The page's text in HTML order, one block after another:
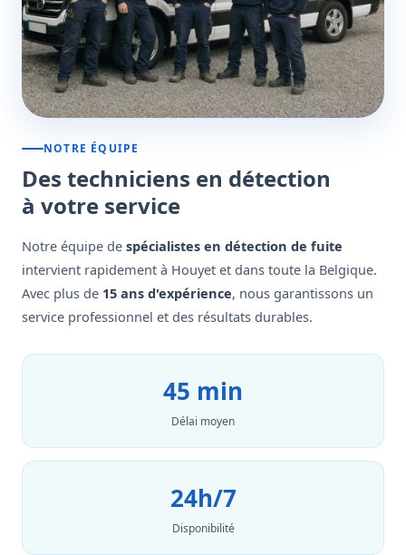
NOTRE ÉQUIPE
Des techniciens en détection
à votre service
Notre équipe de spécialistes en détection de fuite
intervient rapidement à Houyet et dans toute la Belgique.
Avec plus de 15 ans d'expérience, nous garantissons un
service professionnel et des résultats durables.
45 min
Délai moyen
24h/7
Disponibilité